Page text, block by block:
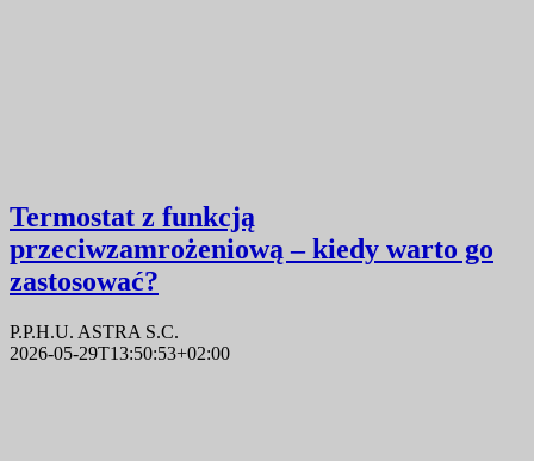
Termostat z funkcją
przeciwzamrożeniową – kiedy warto go
zastosować?
P.P.H.U. ASTRA S.C.
2026-05-29T13:50:53+02:00